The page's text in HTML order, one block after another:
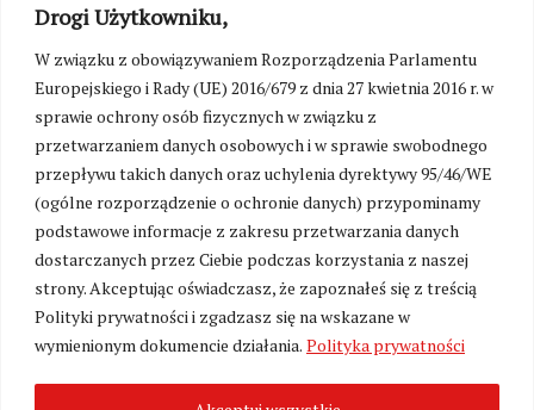
Drogi Użytkowniku,
W związku z obowiązywaniem Rozporządzenia Parlamentu
Europejskiego i Rady (UE) 2016/679 z dnia 27 kwietnia 2016 r. w
sprawie ochrony osób fizycznych w związku z
przetwarzaniem danych osobowych i w sprawie swobodnego
przepływu takich danych oraz uchylenia dyrektywy 95/46/WE
(ogólne rozporządzenie o ochronie danych) przypominamy
podstawowe informacje z zakresu przetwarzania danych
dostarczanych przez Ciebie podczas korzystania z naszej
strony. Akceptując oświadczasz, że zapoznałeś się z treścią
Polityki prywatności i zgadzasz się na wskazane w
wymienionym dokumencie działania. Polityka prywatności
Zmień ustawienia cookies